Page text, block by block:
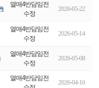
열매4반담임전
수정
2026-05-22
열매4반담임전
수정
2026-05-14
열매4반담임전
수정
2026-05-08
열매4반담임전
2026-04-16